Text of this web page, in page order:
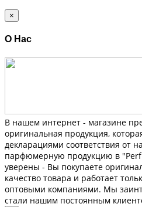
×
О Нас
В нашем интернет - магазине
оригинальная продукция,
декларациями соответствия от
парфюмерную продукцию в
уверены - Вы покупаете
качество товара и работает
оптовыми компаниями. Мы
стали нашим постоянным